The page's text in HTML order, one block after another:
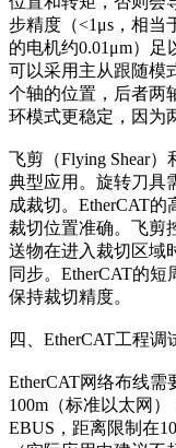
步精度（<1μs，相当
的电机约0.01μm）
可以采用主从跟随模
个轴的位置，后者两
环模式更稳定，因为
飞剪（Flying Shear
典型应用。旋转刀具
成裁切。EtherCAT
裁切位置准确。飞剪
送物在进入裁切区域
同步。EtherCAT的短
保持裁切精度。
四、EtherCAT工程调
EtherCAT网络布线
100m（标准以太网
EBUS，距离限制在